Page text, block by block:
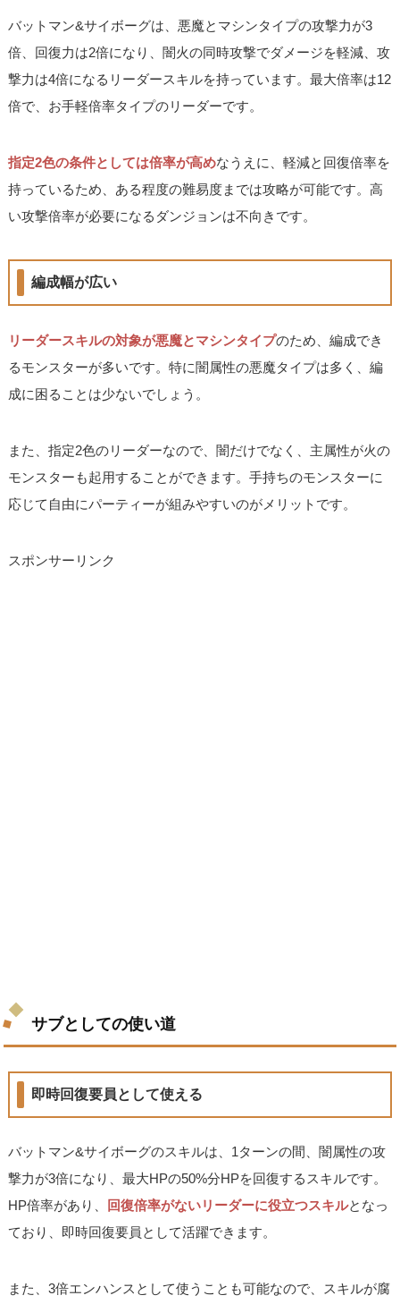
バットマン&サイボーグは、悪魔とマシンタイプの攻撃力が3
倍、回復力は2倍になり、闇火の同時攻撃でダメージを軽減、攻
撃力は4倍になるリーダースキルを持っています。最大倍率は12
倍で、お手軽倍率タイプのリーダーです。
指定2色の条件としては倍率が高めなうえに、軽減と回復倍率を
持っているため、ある程度の難易度までは攻略が可能です。高
い攻撃倍率が必要になるダンジョンは不向きです。
編成幅が広い
リーダースキルの対象が悪魔とマシンタイプのため、編成でき
るモンスターが多いです。特に闇属性の悪魔タイプは多く、編
成に困ることは少ないでしょう。
また、指定2色のリーダーなので、闇だけでなく、主属性が火の
モンスターも起用することができます。手持ちのモンスターに
応じて自由にパーティーが組みやすいのがメリットです。
スポンサーリンク
サブとしての使い道
即時回復要員として使える
バットマン&サイボーグのスキルは、1ターンの間、闇属性の攻
撃力が3倍になり、最大HPの50%分HPを回復するスキルです。
HP倍率があり、
回復倍率がないリーダーに役立つスキルとなっ
ており、即時回復要員として活躍できます。
また、3倍エンハンスとして使うことも可能なので、スキルが腐